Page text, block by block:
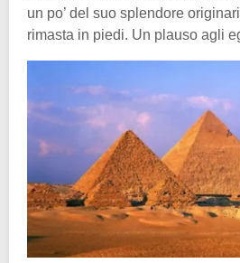
un po’ del suo splendore
rimasta in piedi. Un plauso agli